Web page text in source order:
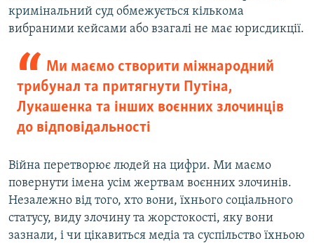
кримінальний суд обмежується кількома
вибраними кейсами або взагалі не має юрисдикції.
Ми маємо створити міжнародний
трибунал та притягнути Путіна,
Лукашенка та інших воєнних злочинців
до відповідальності
Війна перетворює людей на цифри. Ми маємо
повернути імена усім жертвам воєнних злочинів.
Незалежно від того, хто вони, їхнього соціального
статусу, виду злочину та жорстокості, яку вони
зазнали, і чи цікавиться медіа та суспільство їхньою